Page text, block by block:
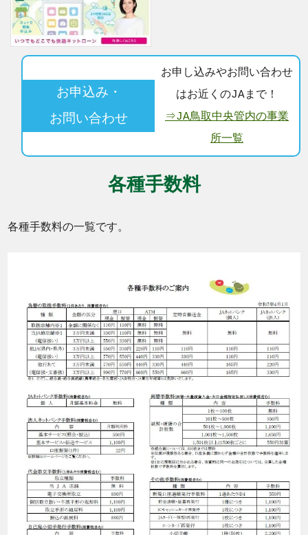
お申込み・
お問い合わせ
お申し込みやお問い合わせ
はお近くのJAまで！
⇒JA鳥取中央管内の事業
所一覧
各種手数料
各種手数料の一覧です。